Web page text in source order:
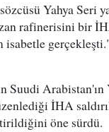
Yahya Seri
rafinerisini bir
isabetle
Suudi Arabistan'ın
İHA
öne sürdü.